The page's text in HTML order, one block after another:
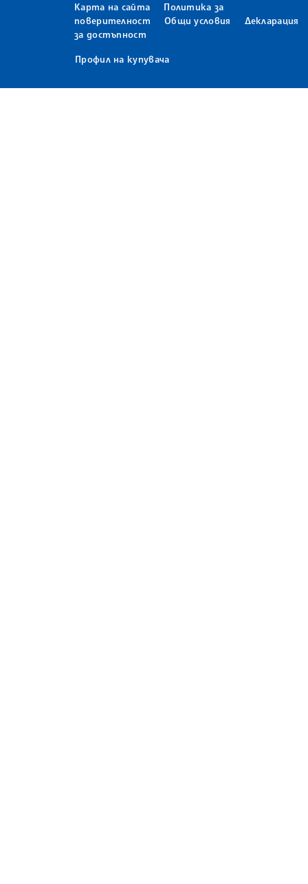
Карта на сайта
Политика за
поверителност
Общи условия
Декларация
за достъпност
Профил на купувача